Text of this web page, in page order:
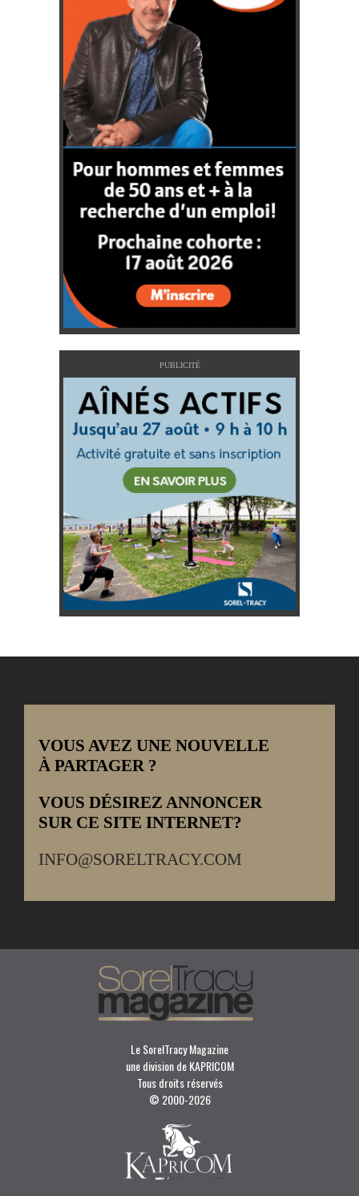
PUBLICITÉ
VOUS AVEZ UNE NOUVELLE
À PARTAGER ?
VOUS DÉSIREZ ANNONCER
SUR CE SITE INTERNET?
INFO@SORELTRACY.COM
Le SorelTracy Magazine
une division de KAPRICOM
Tous droits réservés
© 2000-2026